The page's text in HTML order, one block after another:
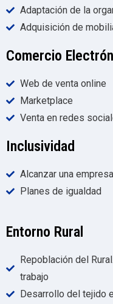
Adaptación de la
Adquisición de
Comercio
Web de venta online
Marketplace
Venta en redes
Inclusividad
Alcanzar una
Planes de igualdad
Entorno Rural
Repoblación del
trabajo
Desarrollo del tejido